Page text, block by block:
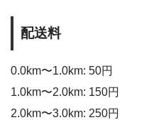
配送料
0.0km〜1.0km: 50円
1.0km〜2.0km: 150円
2.0km〜3.0km: 250円